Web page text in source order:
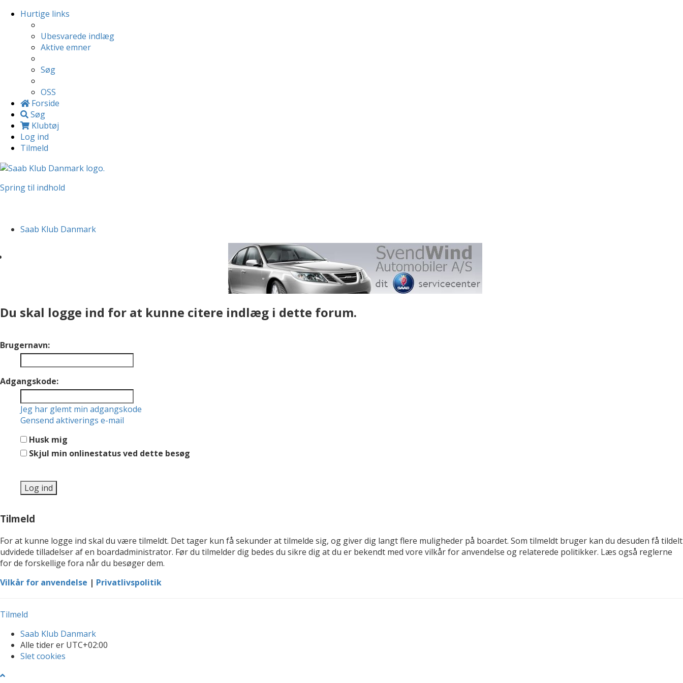
Hurtige links
Ubesvarede indlæg
Aktive emner
Søg
OSS
Forside
Søg
Klubtøj
Log ind
Tilmeld
Spring til indhold
Saab Klub Danmark
Du skal logge ind for at kunne citere indlæg i dette forum.
Brugernavn:
Adgangskode:
Jeg har glemt min adgangskode
Gensend aktiverings e-mail
Husk mig
Skjul min onlinestatus ved dette besøg
Tilmeld
For at kunne logge ind skal du være tilmeldt. Det tager kun få sekunder at tilmelde sig, og giver dig langt flere muligheder på boardet. Som tilmeldt bruger kan du desuden få tildelt
udvidede tilladelser af en boardadministrator. Før du tilmelder dig bedes du sikre dig at du er bekendt med vore vilkår for anvendelse og relaterede politikker. Læs også reglerne
for de forskellige fora når du besøger dem.
Vilkår for anvendelse | Privatlivspolitik
Tilmeld
Saab Klub Danmark
Alle tider er UTC+02:00
Slet cookies